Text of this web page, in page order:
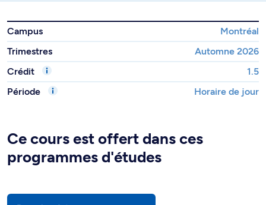
Campus
Montréal
Trimestres
Automne 2026
Crédit
1.5
Période
Horaire de jour
Ce cours est offert dans ces
programmes d'études